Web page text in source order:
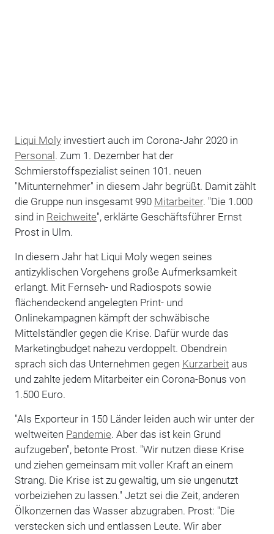
Liqui Molyinvestiert auch im Corona-Jahr 2020 in
Personal. Zum 1. Dezember hat der
Schmierstoffspezialist seinen 101. neuen
"Mitunternehmer" in diesem Jahr begrüßt. Damit zählt
die Gruppe nun insgesamt 990 Mitarbeiter. "Die 1.000
sind in Reichweite", erklärte Geschäftsführer Ernst
Prost in Ulm.
In diesem Jahr hat Liqui Moly wegen seines
antizyklischen Vorgehens große Aufmerksamkeit
erlangt. Mit Fernseh- und Radiospots sowie
flächendeckend angelegten Print- und
Onlinekampagnen kämpft der schwäbische
Mittelständler gegen die Krise. Dafür wurde das
Marketingbudget nahezu verdoppelt. Obendrein
sprach sich das Unternehmen gegen Kurzarbeitaus
und zahlte jedem Mitarbeiter ein Corona-Bonus von
1.500 Euro.
"Als Exporteur in 150 Länder leiden auch wir unter der
weltweiten Pandemie. Aber das ist kein Grund
aufzugeben", betonte Prost. "Wir nutzen diese Krise
und ziehen gemeinsam mit voller Kraft an einem
Strang. Die Krise ist zu gewaltig, um sie ungenutzt
vorbeiziehen zu lassen." Jetzt sei die Zeit, anderen
Ölkonzernen das Wasser abzugraben. Prost: "Die
verstecken sich und entlassen Leute. Wir aber